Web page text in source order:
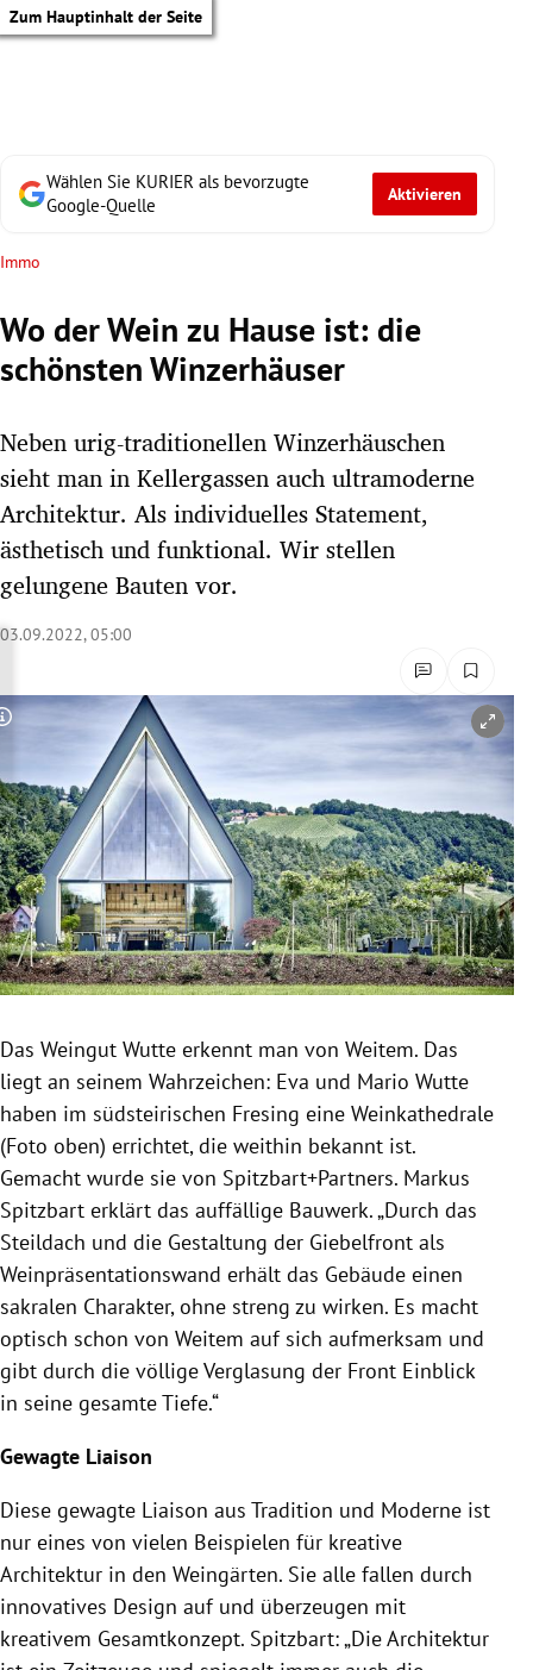
Zum Hauptinhalt der Seite
Untermenü
Untermenü
Untermenü
Untermenü
Untermenü
Untermenü
Untermenü
Wählen Sie KURIER als bevorzugte
Google-Quelle
Aktivieren
Immo
Wo der Wein zu Hause ist: die
schönsten Winzerhäuser
Neben urig-traditionellen Winzerhäuschen
sieht man in Kellergassen auch ultramoderne
Architektur. Als individuelles Statement,
ästhetisch und funktional. Wir stellen
gelungene Bauten vor.
03.09.2022, 05:00
Copyright-Hinweis öffnen/schließen
Das Weingut Wutte erkennt man von Weitem. Das
liegt an seinem Wahrzeichen: Eva und Mario Wutte
haben im südsteirischen Fresing eine Weinkathedrale
(Foto oben) errichtet, die weithin bekannt ist.
Gemacht wurde sie von Spitzbart+Partners. Markus
Spitzbart erklärt das auffällige Bauwerk. „Durch das
Steildach und die Gestaltung der Giebelfront als
Weinpräsentationswand erhält das Gebäude einen
sakralen Charakter, ohne streng zu wirken. Es macht
optisch schon von Weitem auf sich aufmerksam und
gibt durch die völlige Verglasung der Front Einblick
in seine gesamte Tiefe.“
Gewagte Liaison
Diese gewagte Liaison aus Tradition und Moderne ist
nur eines von vielen Beispielen für kreative
Architektur in den Weingärten. Sie alle fallen durch
innovatives Design auf und überzeugen mit
kreativem Gesamtkonzept. Spitzbart: „Die Architektur